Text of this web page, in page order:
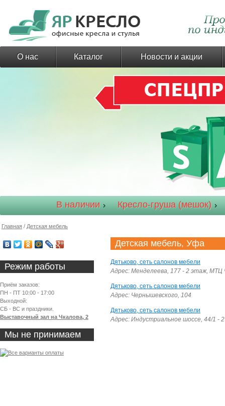
О нас Каталог Новости и акции
В наличии Кресло-груша (мешок)
Главная / Детская мебель
Детская мебель, Уфа
Дятьково, сеть салонов мебели
Адрес: Менделеева, 177 - 2 этаж, МТЦ
Дятьково, сеть салонов мебели
Адрес: Чернышевского, 104
Дятьково, сеть салонов мебели
Адрес: Индустриальное шоссе, 44/1 -
Режим работы
Приём заказов:
ПН - ПТ 10:00 - 17:00
Выходной:
СБ - ВС и праздники.
Выставочный зал на Чкалова, 2
Мы не принимаем